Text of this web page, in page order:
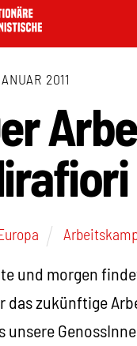
2011
und morgen
das zukünftige
unsere